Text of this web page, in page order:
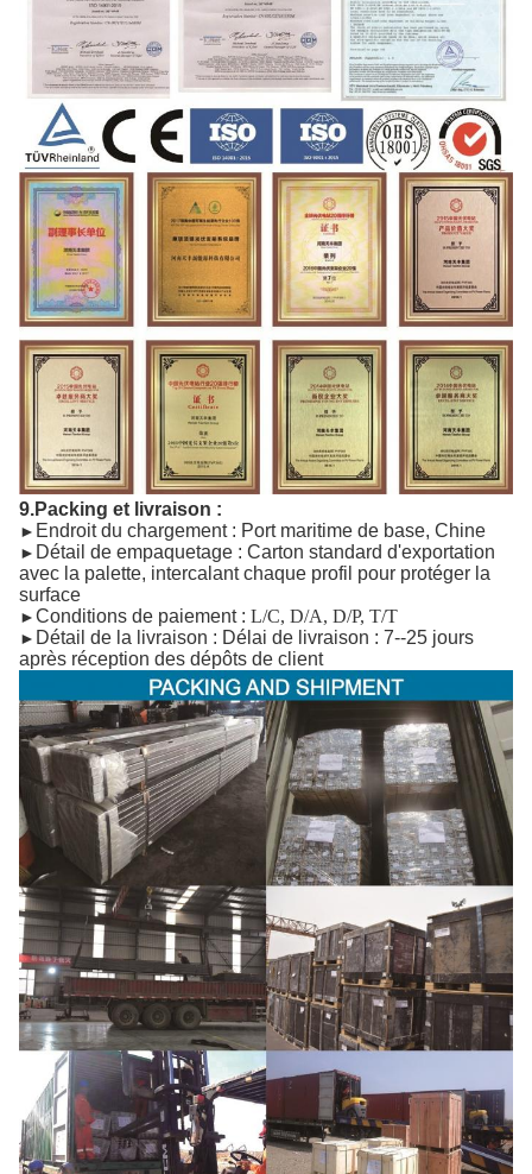
9.Packing et livraison :
► Endroit du chargement : Port maritime de base, Chine
► Détail de empaquetage : Carton standard d'exportation
avec la palette, intercalant chaque profil pour protéger la
surface
► Conditions de paiement : L/C, D/A, D/P, T/T
► Détail de la livraison : Délai de livraison : 7--25 jours
après réception des dépôts de client